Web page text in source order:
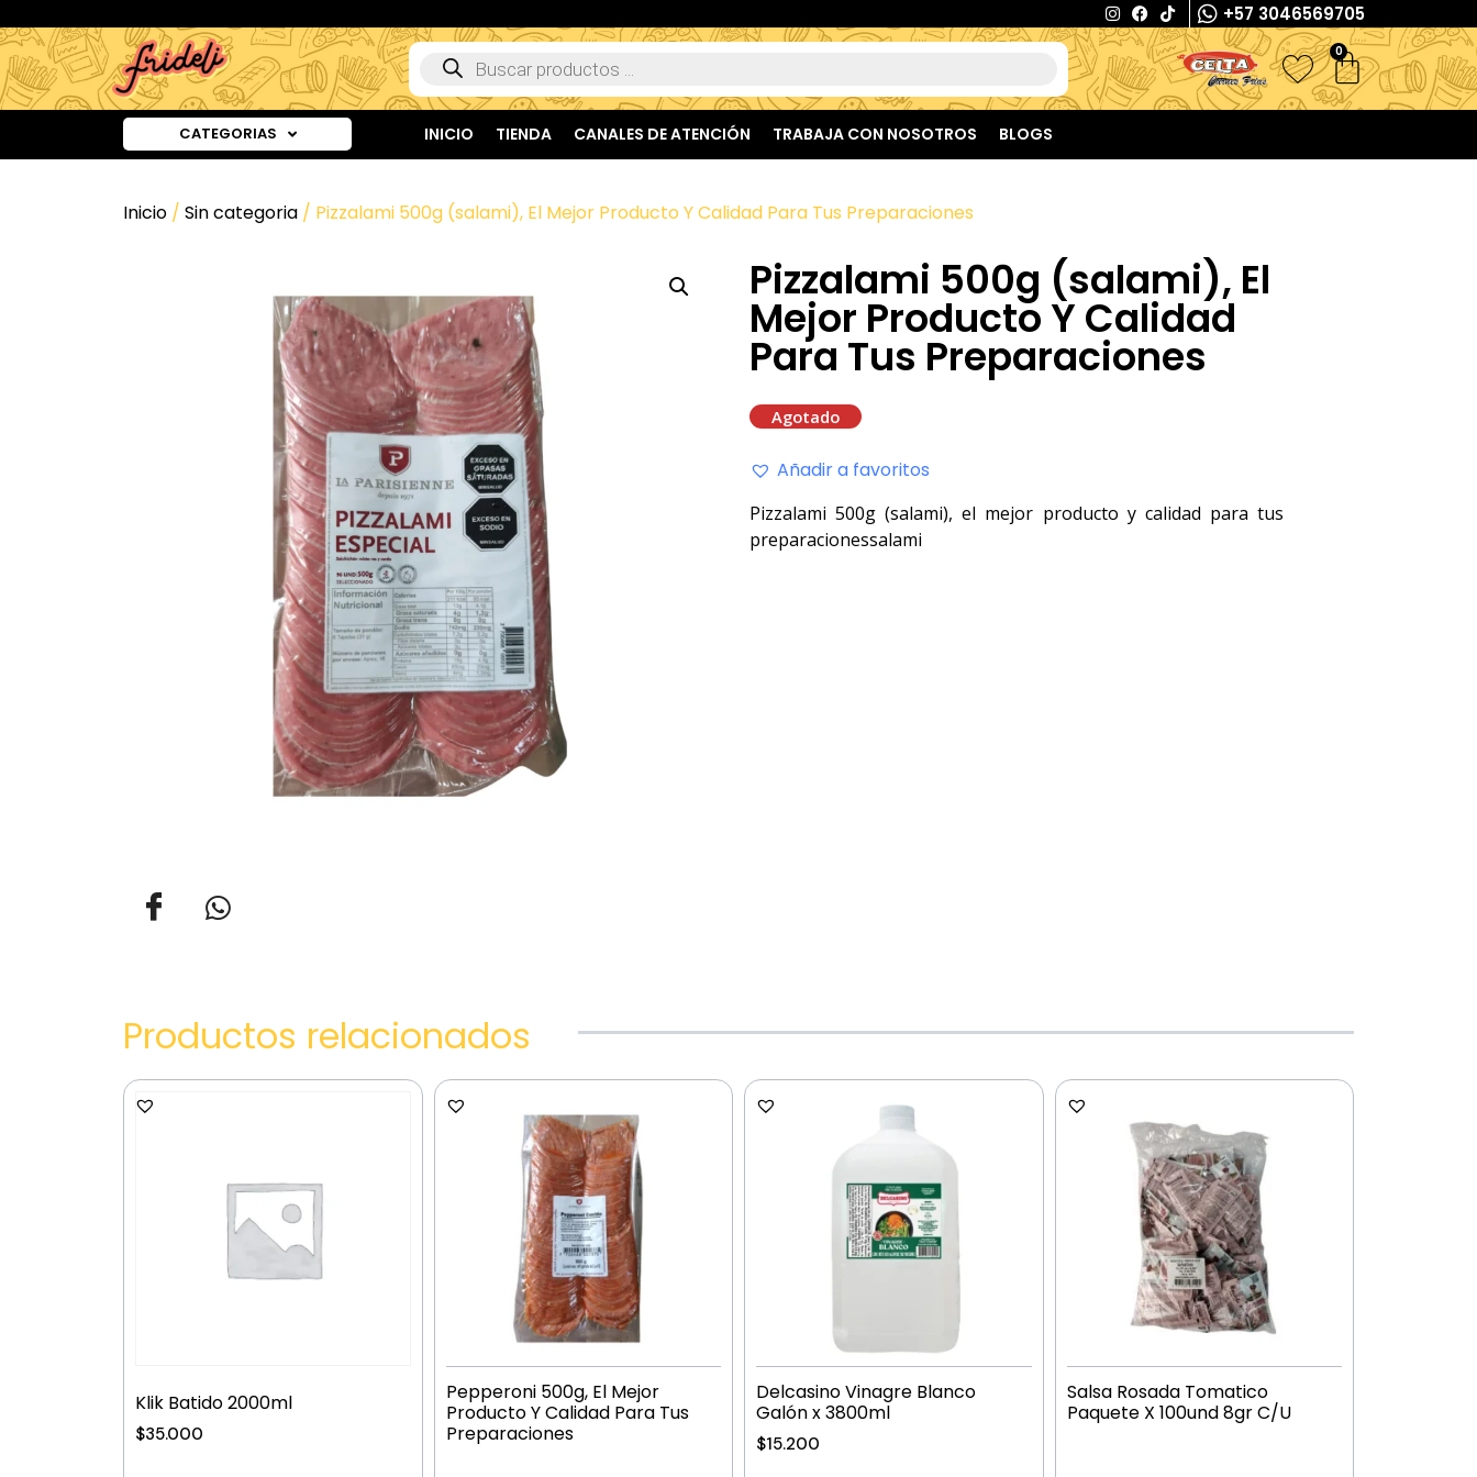
+57 3046569705
0
CATEGORIAS INICIO TIENDA CANALES DE ATENCIÓN TRABAJA CON NOSOTROS BLOGS
Inicio / Sin categoria / Pizzalami 500g (salami), El Mejor Producto Y Calidad Para Tus Preparaciones
Pizzalami 500g (salami), El
Mejor Producto Y Calidad
Para Tus Preparaciones
Agotado
Añadir a favoritos
Pizzalami 500g (salami), el mejor producto y calidad para tus
preparacionessalami
Productos relacionados
Klik Batido 2000ml
$35.000
Pepperoni 500g, El Mejor
Producto Y Calidad Para Tus
Preparaciones
Delcasino Vinagre Blanco
Galón x 3800ml
$15.200
Salsa Rosada Tomatico
Paquete X 100und 8gr C/U